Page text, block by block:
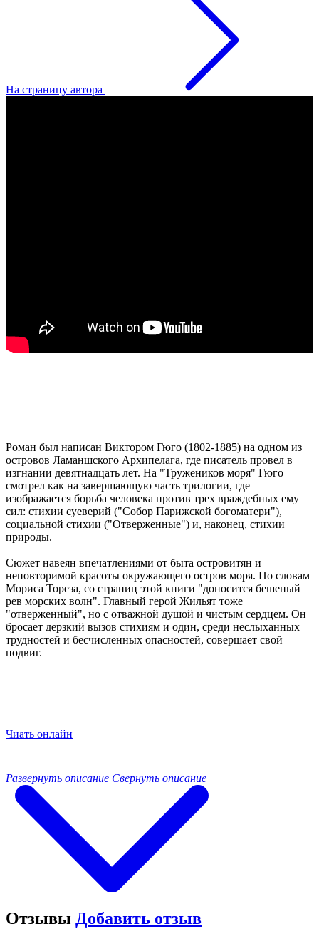
На страницу автора
Роман был написан Виктором Гюго (1802-1885) на одном из
островов Ламаншского Архипелага, где писатель провел в
изгнании девятнадцать лет. На "Тружеников моря" Гюго
смотрел как на завершающую часть трилогии, где
изображается борьба человека против трех враждебных ему
сил: стихии суеверий ("Собор Парижской богоматери"),
социальной стихии ("Отверженные") и, наконец, стихии
природы.
Сюжет навеян впечатлениями от быта островитян и
неповторимой красоты окружающего остров моря. По словам
Мориса Тореза, со страниц этой книги "доносится бешеный
рев морских волн". Главный герой Жильят тоже
"отверженный", но с отважной душой и чистым сердцем. Он
бросает дерзкий вызов стихиям и один, среди неслыханных
трудностей и бесчисленных опасностей, совершает свой
подвиг.
Чиать онлайн
Развернуть описание Свернуть описание
Отзывы Добавить отзыв